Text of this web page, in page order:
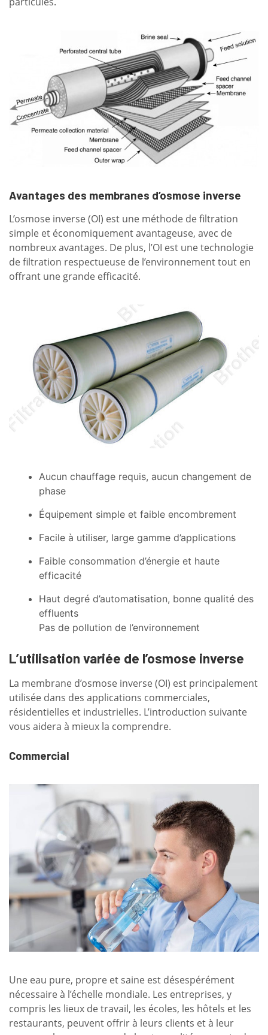
Avantages des membranes d’osmose inverse
L’osmose inverse (OI) est une méthode de filtration
simple et économiquement avantageuse, avec de
nombreux avantages. De plus, l’OI est une technologie
de filtration respectueuse de l’environnement tout en
offrant une grande efficacité.
Aucun chauffage requis, aucun changement de
phase
Équipement simple et faible encombrement
Facile à utiliser, large gamme d’applications
Faible consommation d’énergie et haute
efficacité
Haut degré d’automatisation, bonne qualité des
effluents
Pas de pollution de l’environnement
L’utilisation variée de l’osmose inverse
La membrane d’osmose inverse (OI) est principalement
utilisée dans des applications commerciales,
résidentielles et industrielles. L’introduction suivante
vous aidera à mieux la comprendre.
Commercial
Une eau pure, propre et saine est désespérément
nécessaire à l’échelle mondiale. Les entreprises, y
compris les lieux de travail, les écoles, les hôtels et les
restaurants, peuvent offrir à leurs clients et à leur